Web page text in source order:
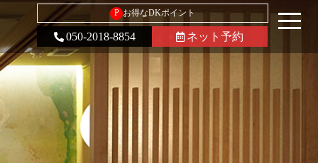
P お得なDKポイント
050-2018-8854 ネット予約